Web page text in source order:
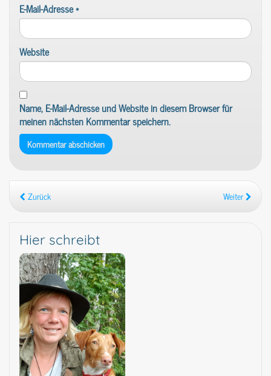
E-Mail-Adresse*
Website
Name, E-Mail-Adresse und Website in diesem Browser für
meinen nächsten Kommentar speichern.
Zurück Weiter
Hier schreibt